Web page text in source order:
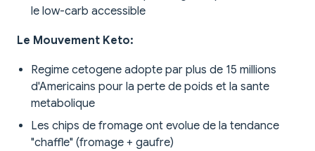
le low-carb accessible
Le Mouvement Keto:
Regime cetogene adopte par plus de 15 millions
d'Americains pour la perte de poids et la sante
metabolique
Les chips de fromage ont evolue de la tendance
"chaffle" (fromage + gaufre)